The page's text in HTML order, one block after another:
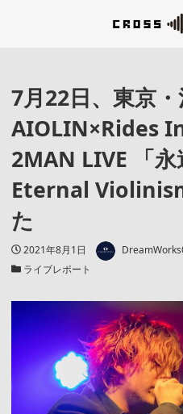
7月22日、東京・
AIOLIN×Rides
2MAN LIVE 「永
Eternal
た
投稿日
2021年8月1日 著者
カテゴリー
ライブレポート